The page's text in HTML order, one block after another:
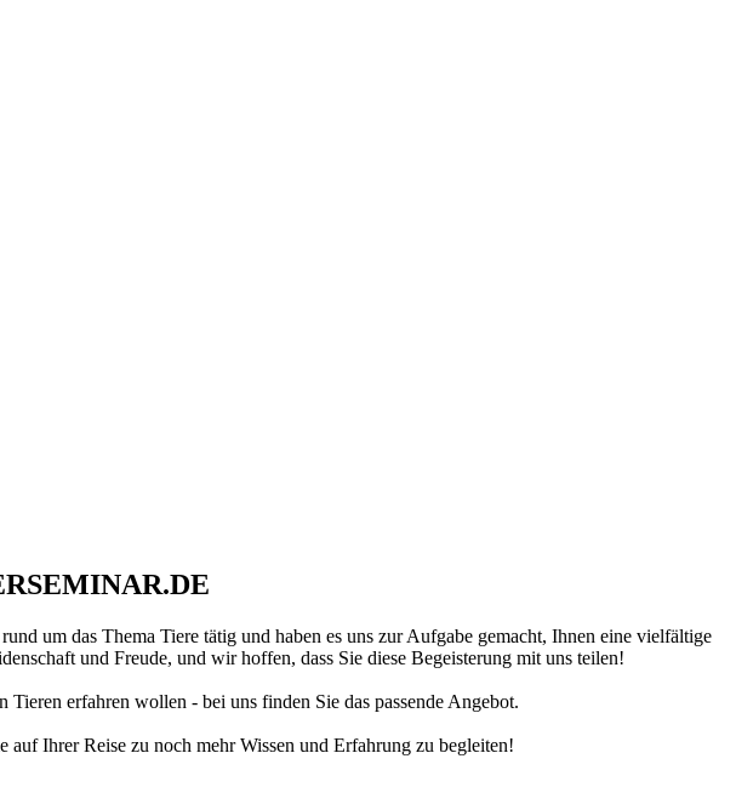
um das Thema Tiere tätig und haben es uns zur Aufgabe gemacht, Ihnen eine vielfältige
und Freude, und wir hoffen, dass Sie diese Begeisterung mit uns teilen!
erfahren wollen - bei uns finden Sie das passende Angebot.
auf Ihrer Reise zu noch mehr Wissen und Erfahrung zu begleiten!